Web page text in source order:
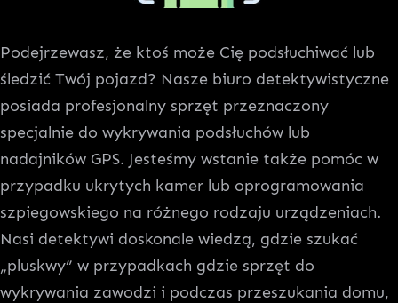
Podejrzewasz, że ktoś może Cię podsłuchiwać lub
śledzić Twój pojazd? Nasze biuro detektywistyczne
posiada profesjonalny sprzęt przeznaczony
specjalnie do wykrywania podsłuchów lub
nadajników GPS. Jesteśmy wstanie także pomóc w
przypadku ukrytych kamer lub oprogramowania
szpiegowskiego na różnego rodzaju urządzeniach.
Nasi detektywi doskonale wiedzą, gdzie szukać
„pluskwy” w przypadkach gdzie sprzęt do
wykrywania zawodzi i podczas przeszukania domu,